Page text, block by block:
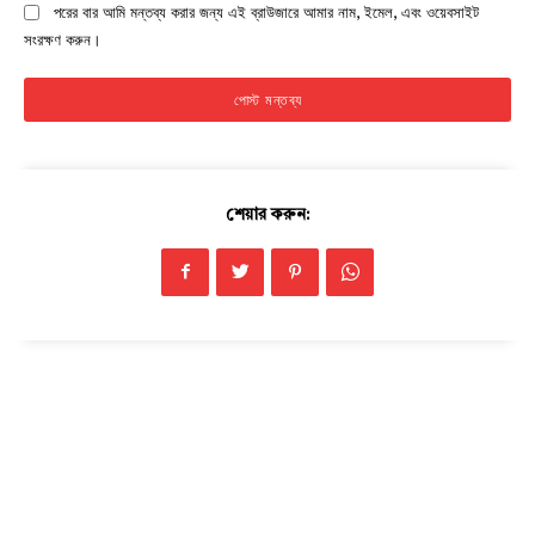
পরের বার আমি মন্তব্য করার জন্য এই ব্রাউজারে আমার নাম, ইমেল, এবং ওয়েবসাইট
সংরক্ষণ করুন।
শেয়ার করুন: